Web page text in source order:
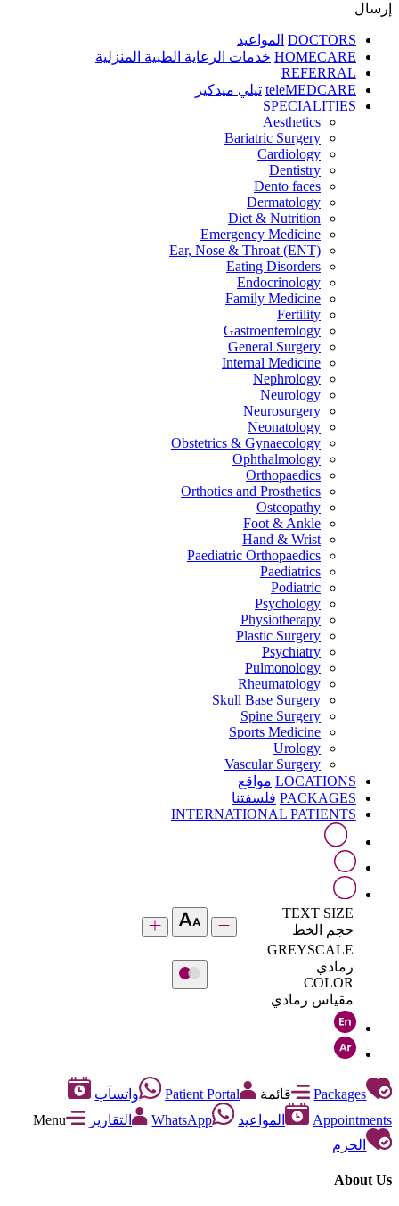
إرسال
DOCTORS المواعيد
HOMECARE خدمات الرعاية الطبية المنزلية
REFERRAL
teleMEDCARE تيلي ميدكير
SPECIALITIES
Aesthetics
Bariatric Surgery
Cardiology
Dentistry
Dento faces
Dermatology
Diet & Nutrition
Emergency Medicine
Ear, Nose & Throat (ENT)
Eating Disorders
Endocrinology
Family Medicine
Fertility
Gastroenterology
General Surgery
Internal Medicine
Nephrology
Neurology
Neurosurgery
Neonatology
Obstetrics & Gynaecology
Ophthalmology
Orthopaedics
Orthotics and Prosthetics
Osteopathy
Foot & Ankle
Hand & Wrist
Paediatric Orthopaedics
Paediatrics
Podiatric
Psychology
Physiotherapy
Plastic Surgery
Psychiatry
Pulmonology
Rheumatology
Skull Base Surgery
Spine Surgery
Sports Medicine
Urology
Vascular Surgery
LOCATIONS مواقع
PACKAGES فلسفتنا
INTERNATIONAL PATIENTS
TEXT SIZE
حجم الخط
GREYSCALE
رمادي
COLOR
مقياس رمادي
Packages قائمة Patient Portal
واتسآب
Appointments
المواعيد WhatsApp التقارير
Menu
الحزم
About Us